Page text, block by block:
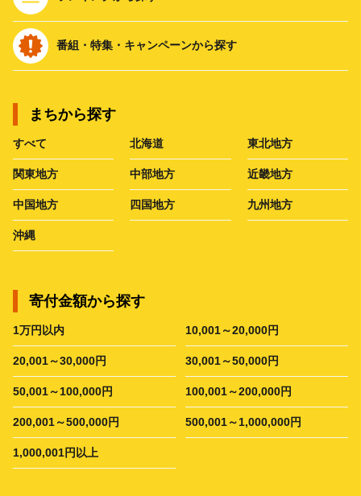
番組・特集・キャンペーンから探す
まちから探す
すべて 北海道 東北地方
関東地方 中部地方 近畿地方
中国地方 四国地方 九州地方
沖縄
寄付金額から探す
1万円以内 10,001～20,000円
20,001～30,000円 30,001～50,000円
50,001～100,000円 100,001～200,000円
200,001～500,000円 500,001～1,000,000円
1,000,001円以上